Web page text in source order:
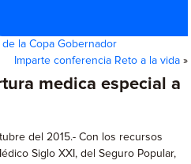
la Copa Gobernador
Imparte conferencia Reto a la vida»
medica especial a
del 2015.- Con los recursos
Siglo XXI, del Seguro Popular,